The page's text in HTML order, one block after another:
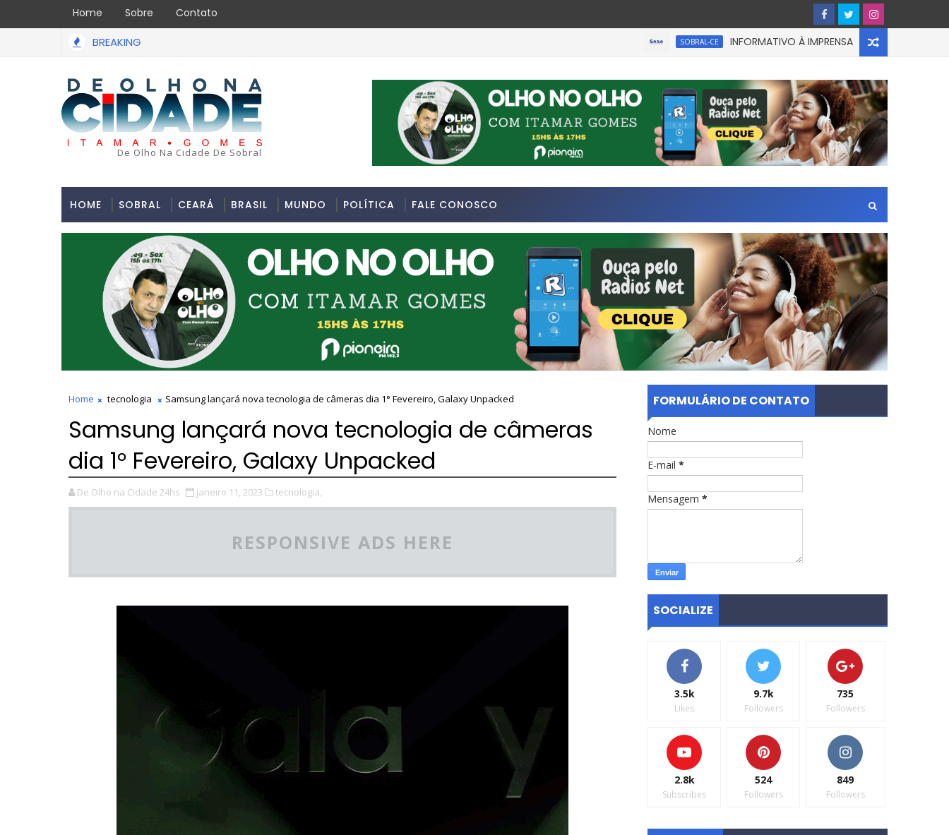
Home Sobre Contato
BREAKING SOBRAL-CE INFORMATIVO À IMPRENSA CEARÁ
De Olho Na Cidade De Sobral
HOME SOBRAL CEARÁ BRASIL MUNDO POLÍTICA FALE CONOSCO
Home tecnologia Samsung lançará nova tecnologia de câmeras dia 1° Fevereiro, Galaxy Unpacked
Samsung lançará nova tecnologia de câmeras
dia 1° Fevereiro, Galaxy Unpacked
De Olho na Cidade 24hs janeiro 11, 2023 tecnologia,
RESPONSIVE ADS HERE
FORMULÁRIO DE CONTATO
Nome
E-mail *
Mensagem *
SOCIALIZE
3.5k
Likes
9.7k
Followers
735
Followers
2.8k
Subscribes
524
Followers
849
Followers